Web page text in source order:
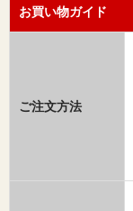
お買い物ガイド
ご注文方法